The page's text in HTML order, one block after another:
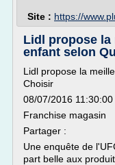
Site : https://
Lidl propose la
enfant selon
Lidl propose la
Choisir
08/07/2016 11:30:00
Franchise magasin
Partager :
Une enquête de
part belle aux